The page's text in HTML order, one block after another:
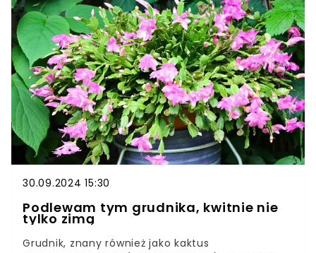
30.09.2024 15:30
Podlewam tym grudnika, kwitnie nie
tylko zimą
Grudnik, znany również jako kaktus